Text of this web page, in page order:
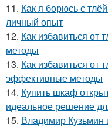
11. Как я борюсь с
личный опыт
12. Как избавиться от
методы
13. Как избавиться от
эффективные методы
14. Купить шкаф
идеальное решение
15. Владимир Кузьмин